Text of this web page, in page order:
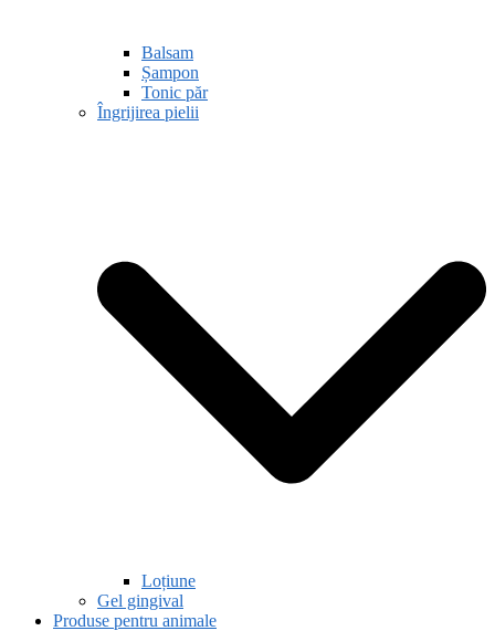
Balsam
Șampon
Tonic păr
Îngrijirea pielii
Loțiune
Gel gingival
Produse pentru animale